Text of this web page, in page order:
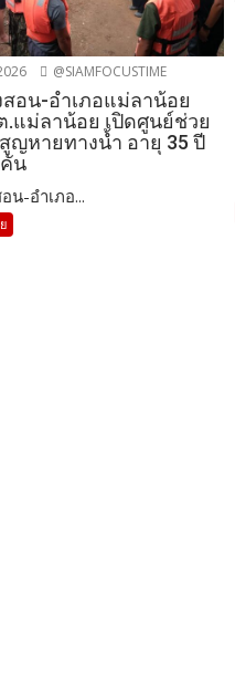
@SIAMFOCUSTIME
อน-อำเภอแม่ลาน้อย
.แม่ลาน้อย เปิดศูนย์ช่วย
ญหายทางน้ำ อายุ 35 ปี
น
น-อำเภอ...